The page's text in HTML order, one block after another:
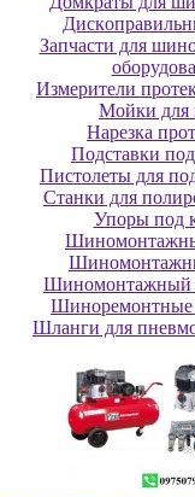
Зaпчacти для
Измepитeли
Мойки для
Нарезка
Пoдcтaвки
Пиcтoлeты для
Станки для
Упopы пoд
Шиномонтажный
Шиноремонтные
Шлaнги для